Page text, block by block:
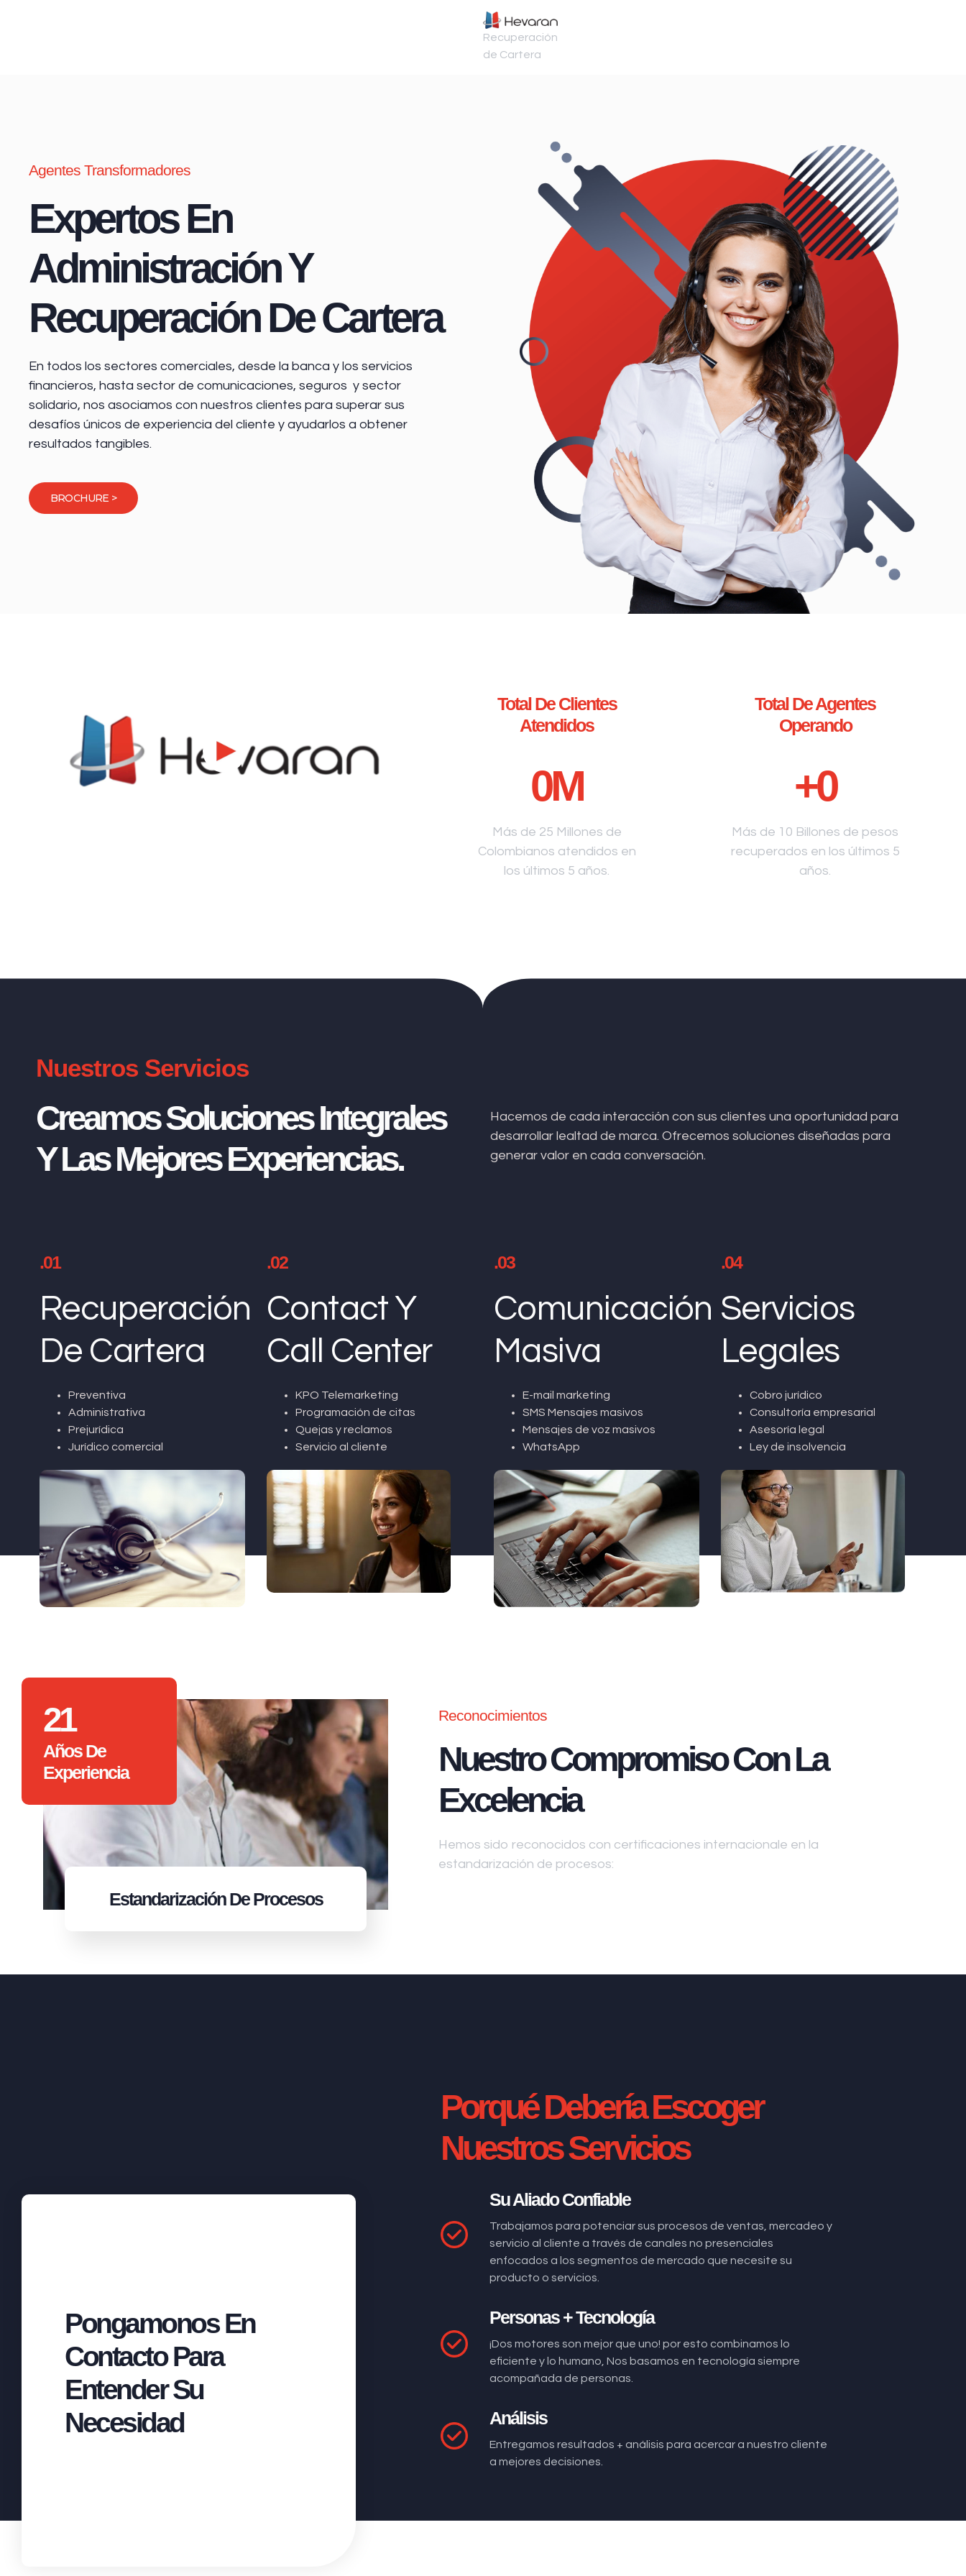
Recuperación
de Cartera
Agentes Transformadores
Expertos En
Administración Y
Recuperación De Cartera
En todos los sectores comerciales, desde la banca y los servicios
financieros, hasta sector de comunicaciones, seguros y sector
solidario, nos asociamos con nuestros clientes para superar sus
desafíos únicos de experiencia del cliente y ayudarlos a obtener
resultados tangibles.
BROCHURE >
Total De Clientes
Atendidos
0M
Más de 25 Millones de
Colombianos atendidos en
los últimos 5 años.
Total De Agentes
Operando
+0
Más de 10 Billones de pesos
recuperados en los últimos 5
años.
Nuestros Servicios
Creamos Soluciones Integrales
Y Las Mejores Experiencias.
Hacemos de cada interacción con sus clientes una oportunidad para
desarrollar lealtad de marca. Ofrecemos soluciones diseñadas para
generar valor en cada conversación.
.01
Recuperación
De Cartera
Preventiva
Administrativa
Prejurídica
Jurídico comercial
.02
Contact Y
Call Center
KPO Telemarketing
Programación de citas
Quejas y reclamos
Servicio al cliente
.03
Comunicación
Masiva
E-mail marketing
SMS Mensajes masivos
Mensajes de voz masivos
WhatsApp
.04
Servicios
Legales
Cobro jurídico
Consultoría empresarial
Asesoría legal
Ley de insolvencia
21
Años De
Experiencia
EstandarizaciónDe Procesos
Reconocimientos
Nuestro Compromiso Con La
Excelencia
Hemos sido reconocidos con certificaciones internacionale en la
estandarización de procesos:
Pongamonos En
Contacto Para
Entender Su
Necesidad
Porqué Debería Escoger
Nuestros Servicios
Su Aliado Confiable
Trabajamos para potenciar sus procesos de ventas, mercadeo y
servicio al cliente a través de canales no presenciales
enfocados a los segmentos de mercado que necesite su
producto o servicios.
Personas + Tecnología
¡Dos motores son mejor que uno! por esto combinamos lo
eficiente y lo humano, Nos basamos en tecnología siempre
acompañada de personas.
Análisis
Entregamos resultados + análisis para acercar a nuestro cliente
a mejores decisiones.